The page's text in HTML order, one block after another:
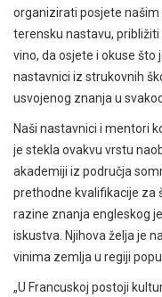
organizirati posjete
terensku nastavu,
vino, da osjete i okuse što
nastavnici iz strukovnih
usvojenog znanja u
Naši nastavnici i mentori
je stekla ovakvu vrstu
akademiji iz područja
prethodne kvalifikacije za
razine znanja engleskog
iskustva. Njihova želja je
vinima zemlja u regiji
„U Francuskoj postoji